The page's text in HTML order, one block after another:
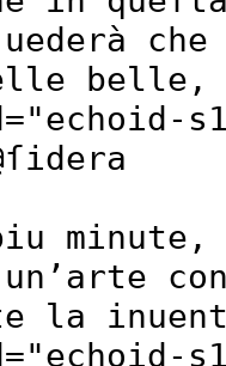
belle,
="echoid-
la
="echoid-